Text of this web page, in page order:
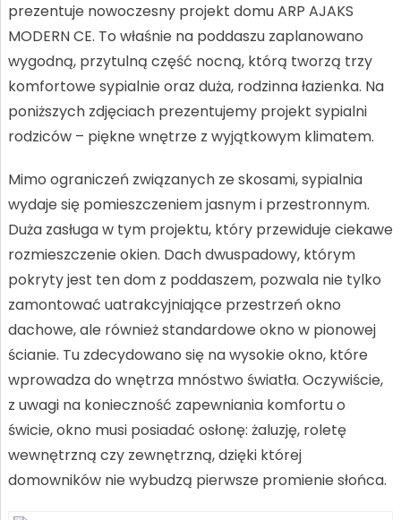
prezentuje nowoczesny projekt domu ARP AJAKS
MODERN CE. To właśnie na poddaszu zaplanowano
wygodną, przytulną część nocną, którą tworzą trzy
komfortowe sypialnie oraz duża, rodzinna łazienka. Na
poniższych zdjęciach prezentujemy projekt sypialni
rodziców – piękne wnętrze z wyjątkowym klimatem.
Mimo ograniczeń związanych ze skosami, sypialnia
wydaje się pomieszczeniem jasnym i przestronnym.
Duża zasługa w tym projektu, który przewiduje ciekawe
rozmieszczenie okien. Dach dwuspadowy, którym
pokryty jest ten dom z poddaszem, pozwala nie tylko
zamontować uatrakcyjniające przestrzeń okno
dachowe, ale również standardowe okno w pionowej
ścianie. Tu zdecydowano się na wysokie okno, które
wprowadza do wnętrza mnóstwo światła. Oczywiście,
z uwagi na konieczność zapewniania komfortu o
świcie, okno musi posiadać osłonę: żaluzję, roletę
wewnętrzną czy zewnętrzną, dzięki której
domowników nie wybudzą pierwsze promienie słońca.